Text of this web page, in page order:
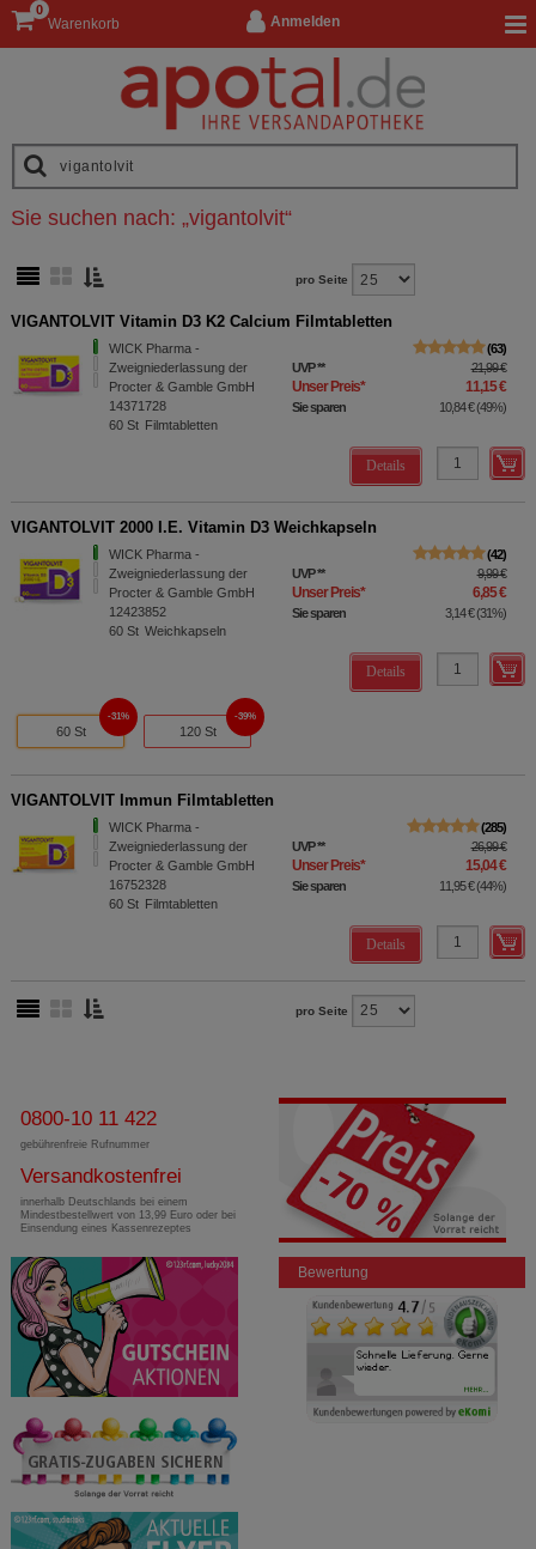
Anmelden
Warenkorb
0
Sie suchen nach: „vigantolvit“
pro Seite
VIGANTOLVIT Vitamin D3 K2 Calcium Filmtabletten
WICK Pharma -
Zweigniederlassung der
Procter & Gamble GmbH
14371728
60 St Filmtabletten
63
UVP** 21,99 €
Unser Preis* 11,15 €
Sie sparen 10,84 €(49%)
Details
VIGANTOLVIT 2000 I.E. Vitamin D3 Weichkapseln
WICK Pharma -
Zweigniederlassung der
Procter & Gamble GmbH
12423852
60 St Weichkapseln
42
UVP** 9,99 €
Unser Preis* 6,85 €
Sie sparen 3,14 €(31%)
Details
60 St
31%
120 St
39%
VIGANTOLVIT Immun Filmtabletten
WICK Pharma -
Zweigniederlassung der
Procter & Gamble GmbH
16752328
60 St Filmtabletten
285
UVP** 26,99 €
Unser Preis* 15,04 €
Sie sparen 11,95 €(44%)
Details
pro Seite
0800-10 11 422
gebührenfreie Rufnummer
Versandkostenfrei
innerhalb Deutschlands bei einem
Mindestbestellwert von 13,99 Euro oder bei
Einsendung eines Kassenrezeptes
Bewertung